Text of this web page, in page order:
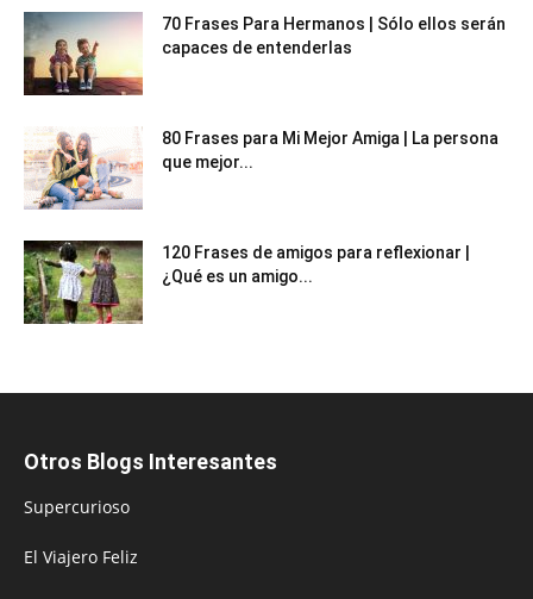
70 Frases Para Hermanos | Sólo ellos serán
capaces de entenderlas
80 Frases para Mi Mejor Amiga | La persona
que mejor...
120 Frases de amigos para reflexionar |
¿Qué es un amigo...
Otros Blogs Interesantes
Supercurioso
El Viajero Feliz